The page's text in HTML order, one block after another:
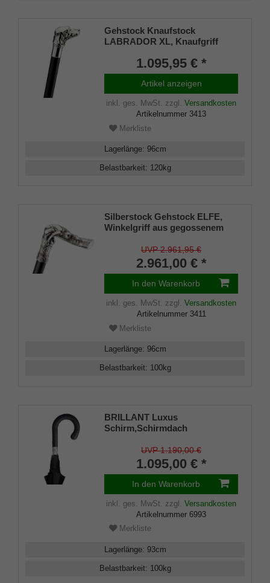
Gehstock Knaufstock
LABRADOR XL, Knaufgriff
kräftiger Stock edles Makassar-
Ebenholz handpoliert,
Gummipuffer, 98 cm
1.095,95 € *
Artikel anzeigen
inkl. ges. MwSt. zzgl. Versandkosten
Artikelnummer 3413
Merkliste
Lagerlänge: 96cm
Belastbarkeit: 120kg
Silberstock Gehstock ELFE,
Winkelgriff aus gegossenem
aus edlem, handpoliertem
Makassar-Ebenholz,
Wertanlage
UVP 2.961,95 €
2.961,00 € *
In den Warenkorb
inkl. ges. MwSt. zzgl. Versandkosten
Artikelnummer 3411
Merkliste
Lagerlänge: 96cm
Belastbarkeit: 100kg
BRILLANT Luxus
Schirm,Schirmdach
mit KROKOLEDER schwarz,
mit einer Hülse aus 925/100
Sterlingsilber auf einen Stock
aus Akazienholz aufgesetzt
UVP 1.190,00 €
1.095,00 € *
In den Warenkorb
inkl. ges. MwSt. zzgl. Versandkosten
Artikelnummer 6993
Merkliste
Lagerlänge: 93cm
Belastbarkeit: 100kg